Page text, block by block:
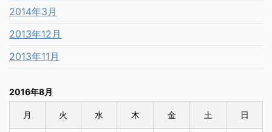
2014年3月
2013年12月
2013年11月
2016年8月
月 火 水 木 金 土 日